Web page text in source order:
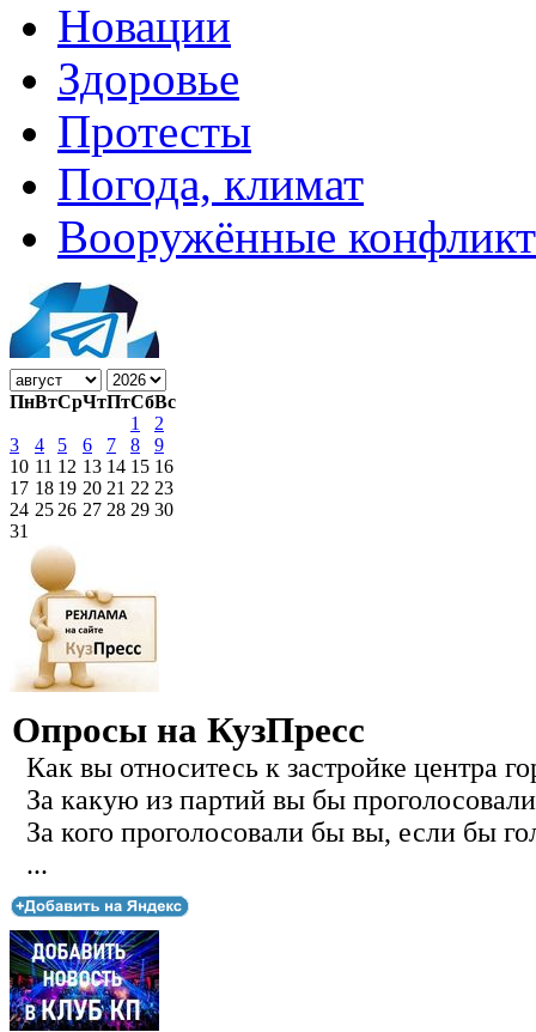
Новации
Здоровье
Протесты
Погода, климат
Вооружённые
ПнВтСрЧтПтСбВс
1
2
3
4 5 6 7 8
9
10 11 12 13 14 15 16
17 18 19 20 21 22 23
24 25 26 27 28 29 30
31
Опросы на КузПресс
Как вы относитесь к застройке центра
За какую из партий вы бы
За кого проголосовали бы вы, если бы
...